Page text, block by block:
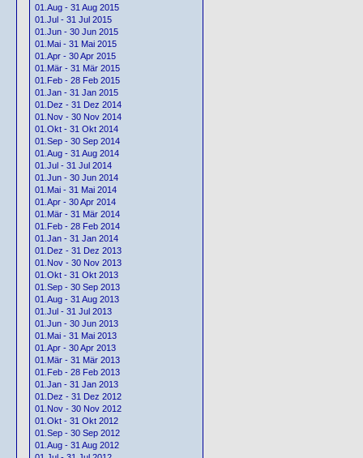
01.Aug - 31 Aug 2015
01.Jul - 31 Jul 2015
01.Jun - 30 Jun 2015
01.Mai - 31 Mai 2015
01.Apr - 30 Apr 2015
01.Mär - 31 Mär 2015
01.Feb - 28 Feb 2015
01.Jan - 31 Jan 2015
01.Dez - 31 Dez 2014
01.Nov - 30 Nov 2014
01.Okt - 31 Okt 2014
01.Sep - 30 Sep 2014
01.Aug - 31 Aug 2014
01.Jul - 31 Jul 2014
01.Jun - 30 Jun 2014
01.Mai - 31 Mai 2014
01.Apr - 30 Apr 2014
01.Mär - 31 Mär 2014
01.Feb - 28 Feb 2014
01.Jan - 31 Jan 2014
01.Dez - 31 Dez 2013
01.Nov - 30 Nov 2013
01.Okt - 31 Okt 2013
01.Sep - 30 Sep 2013
01.Aug - 31 Aug 2013
01.Jul - 31 Jul 2013
01.Jun - 30 Jun 2013
01.Mai - 31 Mai 2013
01.Apr - 30 Apr 2013
01.Mär - 31 Mär 2013
01.Feb - 28 Feb 2013
01.Jan - 31 Jan 2013
01.Dez - 31 Dez 2012
01.Nov - 30 Nov 2012
01.Okt - 31 Okt 2012
01.Sep - 30 Sep 2012
01.Aug - 31 Aug 2012